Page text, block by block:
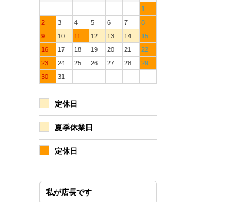
1
2
3 4 5 6 7
8
9
10 11 12 13 14
15
16
17 18 19 20 21
22
23
24 25 26 27 28
29
30
31
定休日
夏季休業日
定休日
私が店長です